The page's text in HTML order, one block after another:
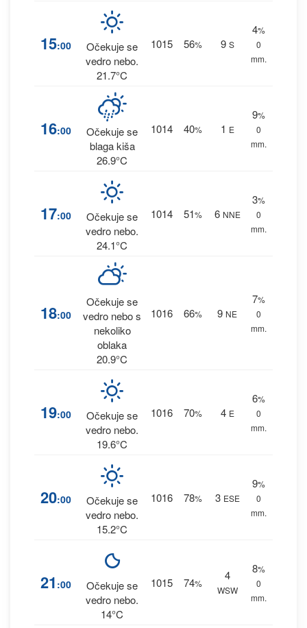
15:00
Očekuje se
vedro nebo.
21.7°C
1015 56% 9 S
4%
0
mm.
16:00
Očekuje se
blaga kiša
26.9°C
1014 40% 1 E
9%
0
mm.
17:00
Očekuje se
vedro nebo.
24.1°C
1014 51% 6 NNE
3%
0
mm.
18:00
Očekuje se
vedro nebo s
nekoliko
oblaka
20.9°C
1016 66% 9 NE
7%
0
mm.
19:00
Očekuje se
vedro nebo.
19.6°C
1016 70% 4 E
6%
0
mm.
20:00
Očekuje se
vedro nebo.
15.2°C
1016 78% 3 ESE
9%
0
mm.
21 :00
Očekuje se
vedro nebo.
14°C
1015 74%
4
WSW
8%
0
mm.